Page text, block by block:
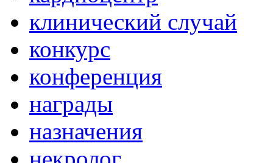
клинический случай
конкурс
конференция
награды
назначения